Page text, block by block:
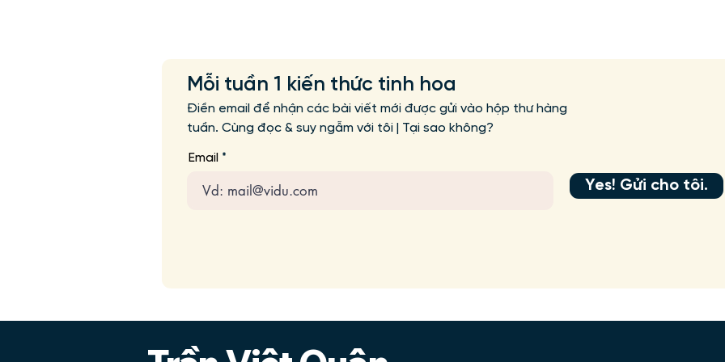
Mỗi tuần 1 kiến thức tinh hoa
Điền email để nhận các bài viết mới được gửi vào hộp thư hàng
tuần. Cùng đọc & suy ngẫm với tôi | Tại sao không?
Email
Yes! Gửi cho tôi.